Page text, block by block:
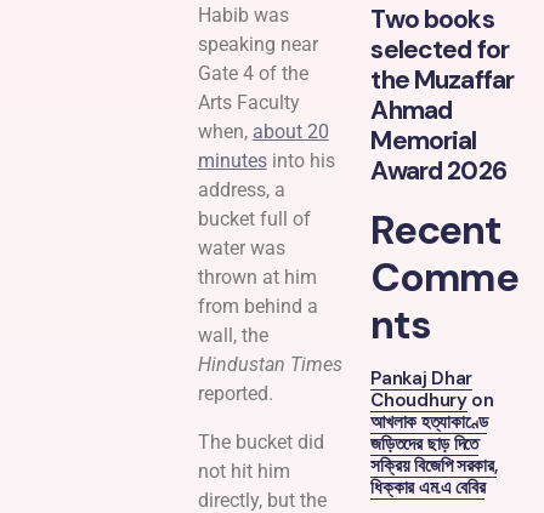
Habib was
speaking near
Gate 4 of the
Arts Faculty
when, about 20
minutesinto his
address, a
bucket full of
water was
thrown at him
from behind a
wall, the
Hindustan Times
reported.
The bucket did
not hit him
directly, but the
Two books
selected for
the Muzaffar
Ahmad
Memorial
Award 2026
Recent
Comme
nts
Pankaj Dhar
Choudhuryon
আখলাক হত্যাকাণ্ডে
জড়িতদের ছাড় দিতে
সক্রিয় বিজেপি সরকার,
ধিক্কার এম.এ বেবির